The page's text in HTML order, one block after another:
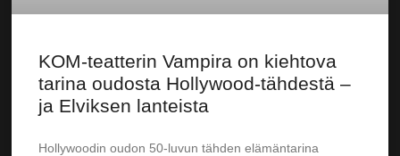
KOM-teatterin Vampira on kiehtova
tarina oudosta Hollywood-tähdestä –
ja Elviksen lanteista
Hollywoodin oudon 50-luvun tähden elämäntarina